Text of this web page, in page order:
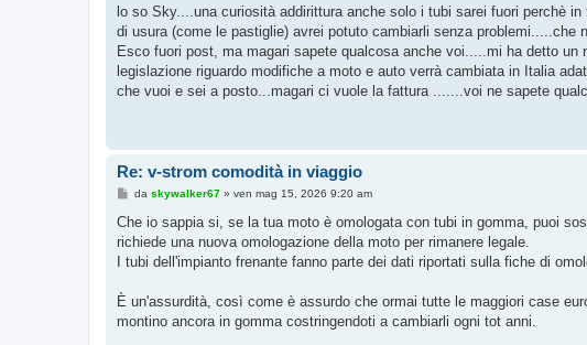
s
a
g
i
o
lo so Sky....una curiosità addirittura anche solo i tubi sarei fuori perchè
di usura (come le pastiglie) avrei potuto cambiarli senza problemi.....che
Esco fuori post, ma magari sapete qualcosa anche voi.....mi ha detto
legislazione riguardo modifiche a moto e auto verrà cambiata in Italia
che vuoi e sei a posto...magari ci vuole la fattura .......voi ne sapete
Re: v-strom comodità in viaggio
M
s
a
g
o
da skywalker67» ven mag 15, 2026 9:20 am
Che io sappia si, se la tua moto è omologata con tubi in gomma, puoi
richiede una nuova omologazione della moto per rimanere legale.
I tubi dell'impianto frenante fanno parte dei dati riportati sulla fiche di
È un'assurdità, così come è assurdo che ormai tutte le maggiori case
montino ancora in gomma costringendoti a cambiarli ogni tot anni.